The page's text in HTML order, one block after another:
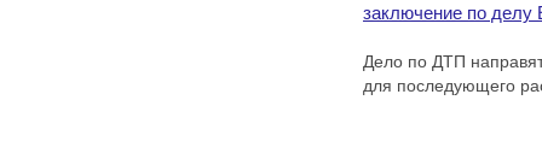
заключение по
Дело по ДТП
для последующего